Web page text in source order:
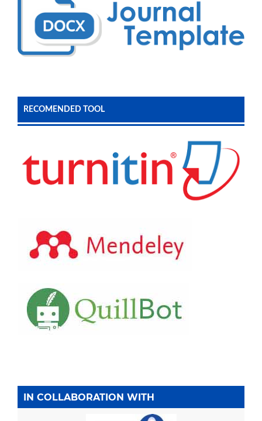
RECOMENDED TOOL
IN COLLABORATION WITH